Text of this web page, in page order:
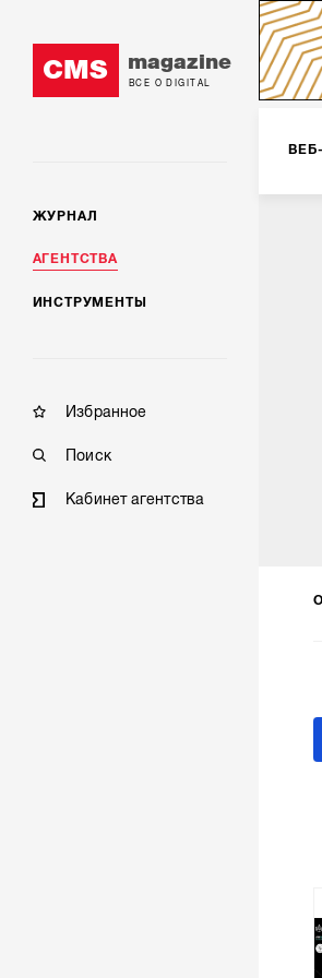
CMS magazine
ВСЕ О DIGITAL
ЖУРНАЛ
АГЕНТСТВА
ИНСТРУМЕНТЫ
Избранное
Поиск
Кабинет агентства